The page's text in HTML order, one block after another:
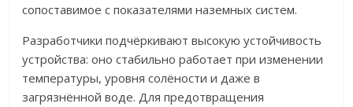
сопоставимое с показателями наземных систем.
Разработчики подчёркивают высокую устойчивость
устройства: оно стабильно работает при изменении
температуры, уровня солёности и даже в
загрязнённой воде. Для предотвращения